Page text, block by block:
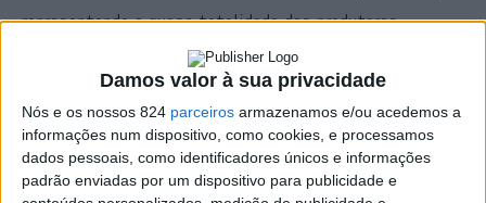
Damos valor à sua privacidade
Nós e os nossos 824 parceiros armazenamos e/ou acedemos a
informações num dispositivo, como cookies, e processamos
dados pessoais, como identificadores únicos e informações
padrão enviadas por um dispositivo para publicidade e
representando a quase totalidade dos produtores
instalados na Serra de São Mamede que, ao longo de dois
dias, vão dar a oportunidade aos visitantes e amantes
de vinho de explorar o carácter único dos néctares
produzidos na sub-região de Portalegre.